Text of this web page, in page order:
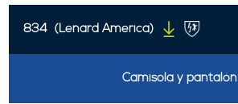
834 (Lenard America)
Camisola y pantalón